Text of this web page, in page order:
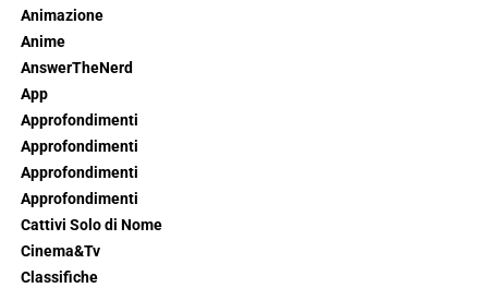
Animazione
Anime
AnswerTheNerd
App
Approfondimenti
Approfondimenti
Approfondimenti
Approfondimenti
Cattivi Solo di Nome
Cinema&Tv
Classifiche